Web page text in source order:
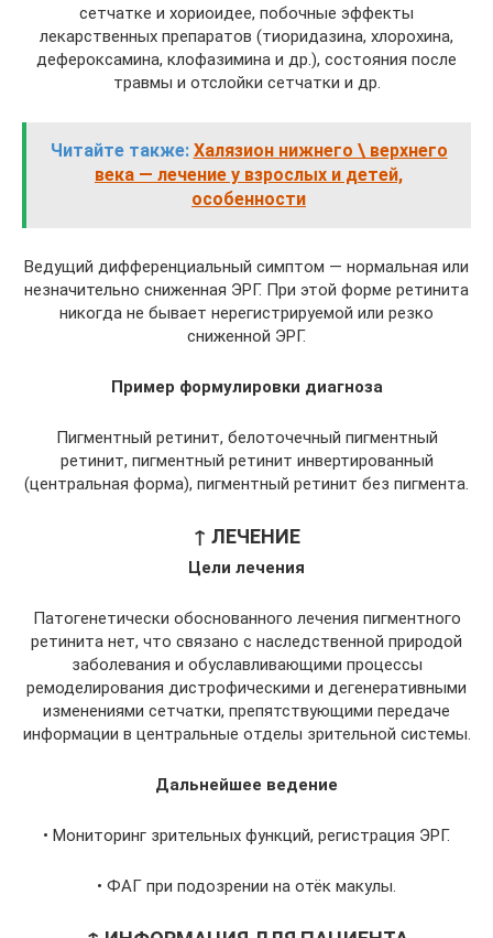
сетчатке и хориоидее, побочные эффекты
лекарственных препаратов (тиоридазина, хлорохина,
дефероксамина, клофазимина и др.), состояния после
травмы и отслойки сетчатки и др.
Читайте также: Халязион нижнего \ верхнего
века — лечение у взрослых и детей,
особенности
Ведущий дифференциальный симптом — нормальная или
незначительно сниженная ЭРГ. При этой форме ретинита
никогда не бывает нерегистрируемой или резко
сниженной ЭРГ.
Пример формулировки диагноза
Пигментный ретинит, белоточечный пигментный
ретинит, пигментный ретинит инвертированный
(центральная форма), пигментный ретинит без пигмента.
↑ ЛЕЧЕНИЕ
Цели лечения
Патогенетически обоснованного лечения пигментного
ретинита нет, что связано с наследственной природой
заболевания и обуславливающими процессы
ремоделирования дистрофическими и дегенеративными
изменениями сетчатки, препятствующими передаче
информации в центральные отделы зрительной системы.
Дальнейшее ведение
• Мониторинг зрительных функций, регистрация ЭРГ.
• ФАГ при подозрении на отёк макулы.